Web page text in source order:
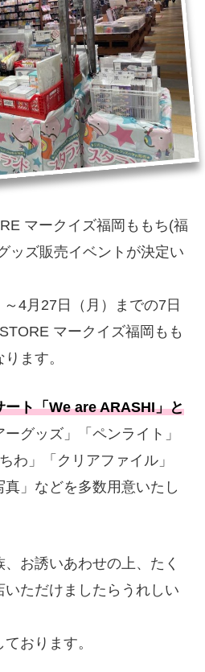
マークイズ福岡ももち(福
ッズ販売イベントが決定い
4月27日（月）までの7日
マークイズ福岡もも
ます。
ート「We are ARASHI」と
ーグッズ」「ペンライト」
わ」「クリアファイル」
真」などを多数用意いたし
お誘いあわせの上、たく
いただけましたらうれしい
おります。